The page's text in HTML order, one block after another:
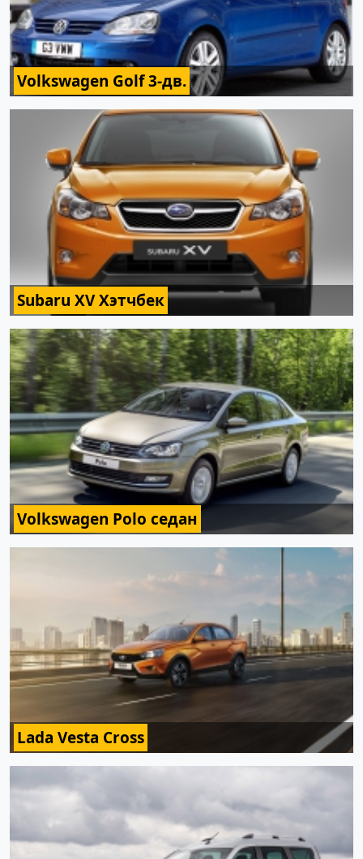
Volkswagen Golf 3-дв.
Subaru XV Хэтчбек
Volkswagen Polo седан
Lada Vesta Cross